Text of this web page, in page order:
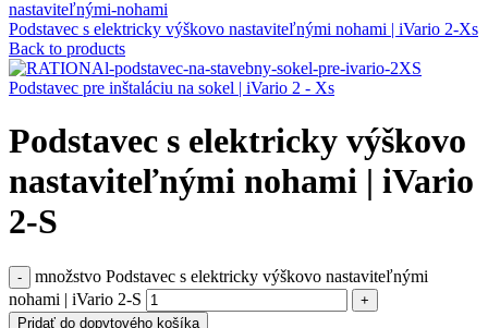
Podstavec s elektricky výškovo nastaviteľnými nohami | iVario 2-Xs
Back to products
Podstavec pre inštaláciu na sokel | iVario 2 - Xs
Podstavec s elektricky výškovo
nastaviteľnými nohami | iVario
2-S
množstvo Podstavec s elektricky výškovo nastaviteľnými
nohami | iVario 2-S
Pridať do dopytového košíka